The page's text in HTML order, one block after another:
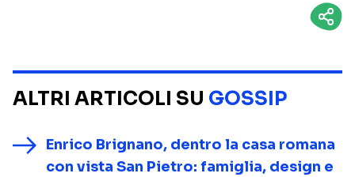
ALTRI ARTICOLI SU GOSSIP
Enrico Brignano, dentro la casa romana
con vista San Pietro: famiglia, design e